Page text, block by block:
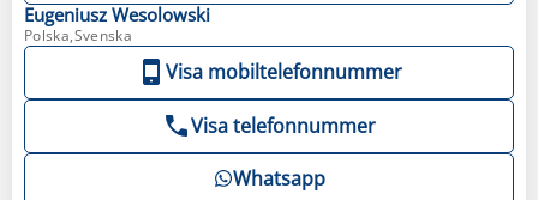
Eugeniusz Wesolowski
Polska,Svenska
Visa mobiltelefonnummer
Visa telefonnummer
Whatsapp